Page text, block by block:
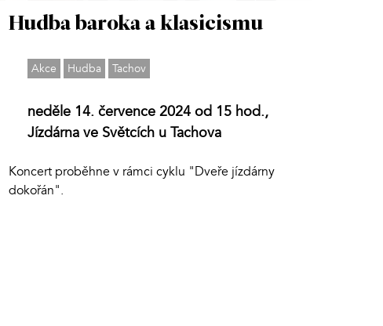
Hudba baroka a klasicismu
Akce Hudba Tachov
neděle 14. července 2024 od 15 hod.,
Jízdárna ve Světcích u Tachova
Koncert proběhne v rámci cyklu "Dveře jízdárny
dokořán".